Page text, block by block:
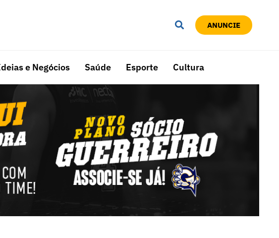
ANUNCIE
e Negócios Saúde Esporte Cultura